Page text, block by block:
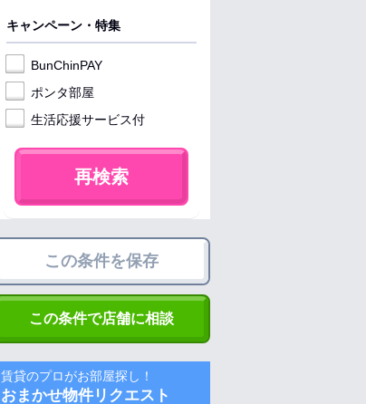
キャンペーン・特集
BunChinPAY
ポンタ部屋
生活応援サービス付
再検索
この条件を保存
この条件で店舗に相談
賃貸のプロがお部屋探し！
おまかせ物件リクエスト